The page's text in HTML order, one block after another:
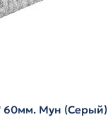
60мм. Мун (Серый)